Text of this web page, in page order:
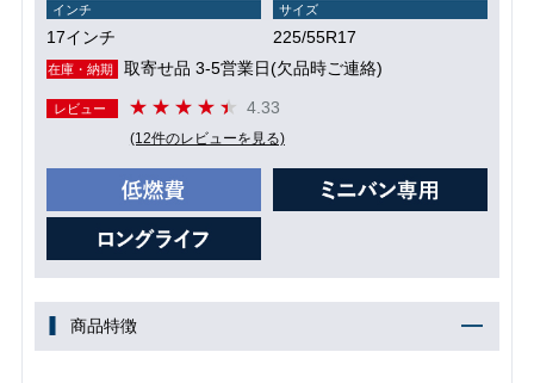
インチ
17インチ
サイズ
225/55R17
在庫・納期 取寄せ品 3-5営業日(欠品時ご連絡)
レビュー 4.33
(12件のレビューを見る)
商品特徴